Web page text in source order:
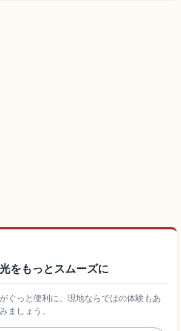
をもっとスムーズに
ぐっと便利に。現地ならではの体験もあ
ましょう。